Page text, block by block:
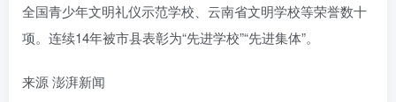
全国青少年文明礼仪示范学校、云南省文明学校等荣誉数十
项。连续14年被市县表彰为“先进学校”“先进集体”。
来源 澎湃新闻